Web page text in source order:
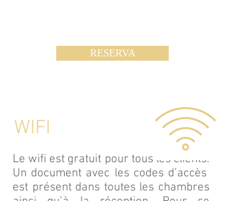
RESERVA
WIFI
Le wifi est gratuit pour tous les clients.
Un document avec les codes d’accès
est présent dans toutes les chambres